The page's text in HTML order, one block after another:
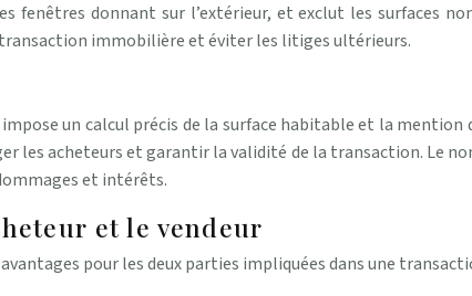
fenêtres donnant sur l’extérieur, et exclut les surfaces
immobilière et éviter les litiges ultérieurs.
un calcul précis de la surface habitable et la
acheteurs et garantir la validité de la transaction. Le
et intérêts.
et le vendeur
pour les deux parties impliquées dans une